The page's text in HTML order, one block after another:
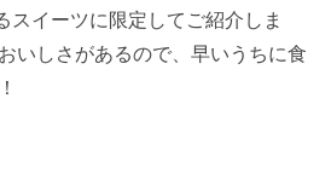
スイーツに限定してご紹介しま
いしさがあるので、早いうちに食